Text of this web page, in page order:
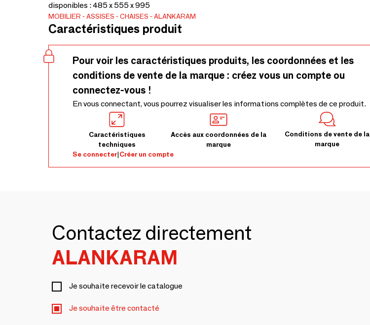
disponibles : 485 x 555 x 995
MOBILIER ASSISES CHAISES ALANKARAM
Caractéristiques produit
Pour voir les caractéristiques produits, les coordonnées et les
conditions de vente de la marque : créez vous un compte ou
connectez-vous !
En vous connectant, vous pourrez visualiser les informations complètes de ce produit.
Caractéristiques
techniques
Accès aux coordonnées de la
marque
Conditions de vente de la
marque
Se connecter|Créer un compte
Contactez directement
ALANKARAM
Je souhaite recevoir le catalogue
Je souhaite être contacté